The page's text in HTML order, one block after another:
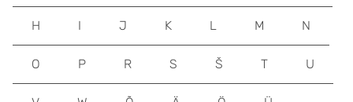
H I J K L M N
O P R S Š T U